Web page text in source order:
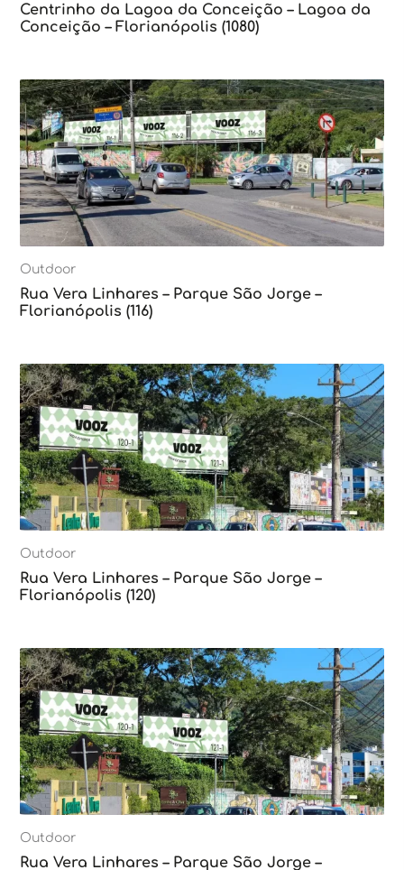
Centrinho da Lagoa da Conceição – Lagoa da
Conceição – Florianópolis (1080)
Outdoor
Rua Vera Linhares – Parque São Jorge –
Florianópolis (116)
Outdoor
Rua Vera Linhares – Parque São Jorge –
Florianópolis (120)
Outdoor
Rua Vera Linhares – Parque São Jorge –